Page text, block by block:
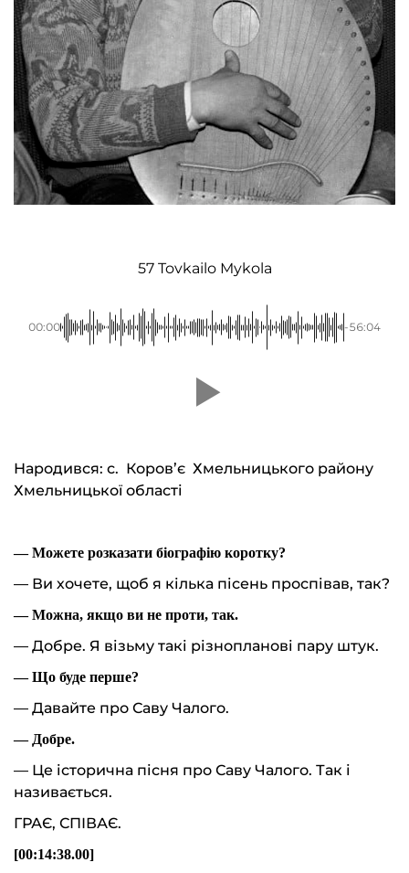
57 Tovkailo Mykola
00:00 -56:04
Народився: с. Коров’є Хмельницького району
Хмельницької області
— Можете розказати біографію коротку?
— Ви хочете, щоб я кілька пісень проспівав, так?
— Можна, якщо ви не проти, так.
— Добре. Я візьму такі різнопланові пару штук.
— Що буде перше?
— Давайте про Саву Чалого.
— Добре.
— Це історична пісня про Саву Чалого. Так і
називається.
ГРАЄ, СПІВАЄ.
[00:14:38.00]